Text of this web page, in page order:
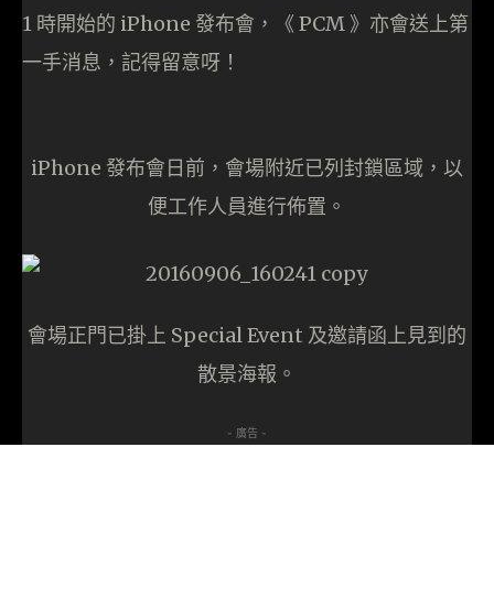
1 時開始的 iPhone 發布會，《 PCM 》亦會送上第
一手消息，記得留意呀！
iPhone 發布會日前，會場附近已列封鎖區域，以
便工作人員進行佈置。
會場正門已掛上 Special Event 及邀請函上見到的
散景海報。
- 廣告 -